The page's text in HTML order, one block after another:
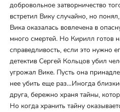
добровольное затворничество
встретил Вику случайно, но
Вика оказалась вовлечена в
много смертей. Но Кирилл готов
справедливость, если это нужно
детектив Сергей Кольцов убил
угрожал Вике. Пусть она
нее убить еще раз…Иногда
друга, бережно храня тайны,
Но когда хранить тайну